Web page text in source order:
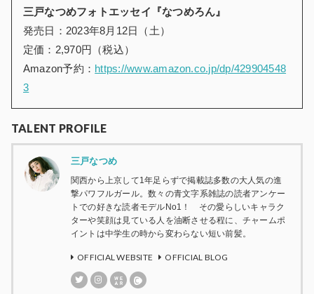
三戸なつめフォトエッセイ『なつめろん』
発売日：2023年8月12日（土）
定価：2,970円（税込）
Amazon予約： https://www.amazon.co.jp/dp/429904548
3
TALENT PROFILE
三戸なつめ
関西から上京して1年足らずで掲載誌多数の大人気の進
撃パワフルガール。数々の青文字系雑誌の読者アンケー
トでの好きな読者モデルNo1！ その愛らしいキャラク
ターや笑顔は見ている人を油断させる程に、チャームポ
イントは中学生の時から変わらない短い前髪。
OFFICIAL WEBSITE OFFICIAL BLOG